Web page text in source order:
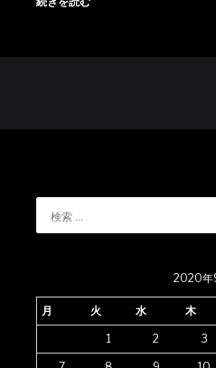
2020年
月 火 水 木
1 2 3